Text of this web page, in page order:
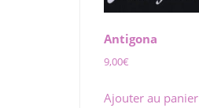
Antigona
9,00€
Ajouter au panier